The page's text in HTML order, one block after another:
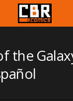
the